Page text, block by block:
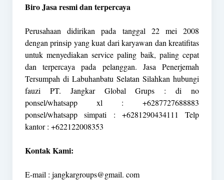
Biro Jasa resmi dan terpercaya
Perusahaan didirikan pada tanggal 22 mei 2008
dengan prinsip yang kuat dari karyawan dan kreatifitas
untuk menyediakan service paling baik, paling cepat
dan terpercaya pada pelanggan. Jasa Penerjemah
Tersumpah di Labuhanbatu Selatan Silahkan hubungi
fauzi PT. Jangkar Global Grups : di no
ponsel/whatsapp xl : +6287727688883
ponsel/whatsapp simpati : +6281290434111 Telp
kantor : +622122008353
Kontak Kami:
E-mail : jangkargroups@gmail. com